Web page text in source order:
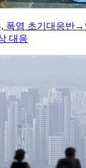
폭염 초기대응반
대응